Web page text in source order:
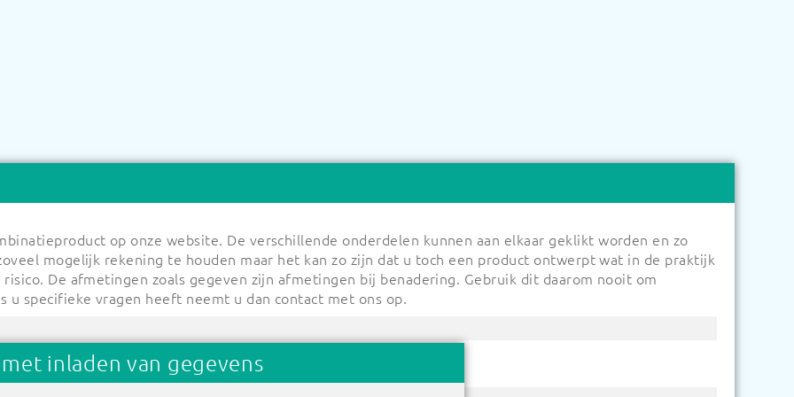
op onze website. De verschillende onderdelen kunnen aan elkaar geklikt worden en zo
mogelijk rekening te houden maar het kan zo zijn dat u toch een product ontwerpt wat in de praktijk
De afmetingen zoals gegeven zijn afmetingen bij benadering. Gebruik dit daarom nooit om
specifieke vragen heeft neemt u dan contact met ons op.
uw ontwerp op Bereken de prijs/vul uw winkelwagen
inladen van gegevens